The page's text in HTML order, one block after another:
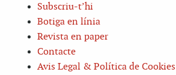
Subscriu-t’hi
Botiga en línia
Revista en paper
Contacte
Avis Legal & Política de Cookies